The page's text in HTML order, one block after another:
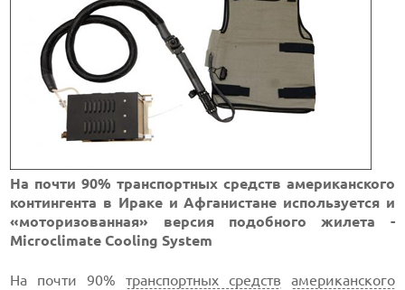
На почти 90% транспортных средств американского
контингента в Ираке и Афганистане используется и
«моторизованная» версия подобного жилета -
Microclimate Cooling System
На почти 90% транспортных средств
американского